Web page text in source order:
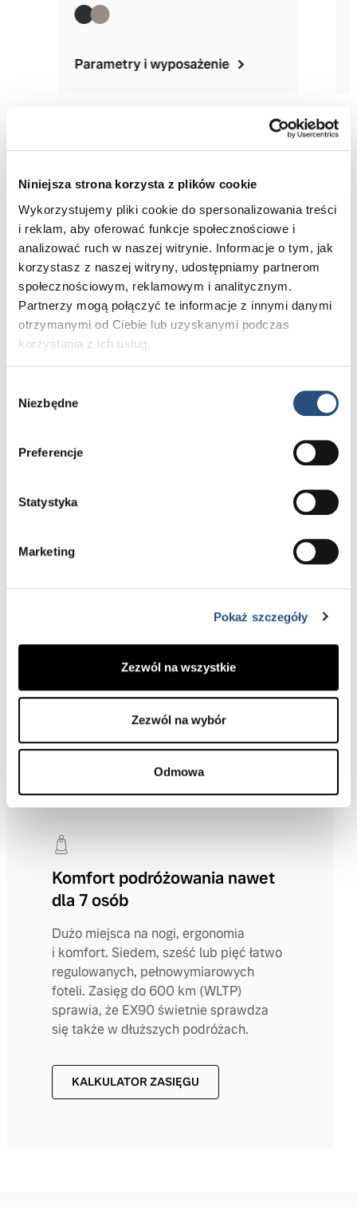
Niniejsza strona korzysta z plików cookie
Wykorzystujemy pliki cookie do spersonalizowania treści
i reklam, aby oferować funkcje społecznościowe i
analizować ruch w naszej witrynie. Informacje o tym, jak
korzystasz z naszej witryny, udostępniamy partnerom
społecznościowym, reklamowym i analitycznym.
Partnerzy mogą połączyć te informacje z innymi danymi
otrzymanymi od Ciebie lub uzyskanymi podczas
korzystania z ich usług.
zgody
Niezbędne
Preferencje
Statystyka
Marketing
Pokaż szczegóły
Zezwól na wszystkie
Zezwól na wybór
Odmowa
Parametry i wyposażenie
i poczuj różnicę. A jeśli już wiesz, czego szukasz,
Jazda testowa
od początku
Volvo EX90 może przejechać ponad
600 km na jednym ładowaniu, nie
emitując spalin, i umożliwia ładowanie
dwukierunkowe.
Komfort podróżowania nawet
dla 7 osób
Dużo miejsca na nogi, ergonomia
i komfort. Siedem, sześć lub pięć łatwo
regulowanych, pełnowymiarowych
foteli. Zasięg do 600 km (WLTP)
sprawia, że EX90 świetnie sprawdza
się także w dłuższych podróżach.
KALKULATOR ZASIĘGU